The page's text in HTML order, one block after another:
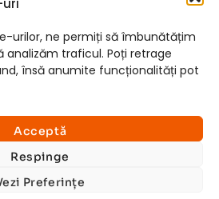
urilor, ne permiți să îmbunătățim
analizăm traficul. Poți retrage
însă anumite funcționalități pot
Acceptă
Respinge
Preferințe
www.t-web.ro
×
si investigații
Află detalii